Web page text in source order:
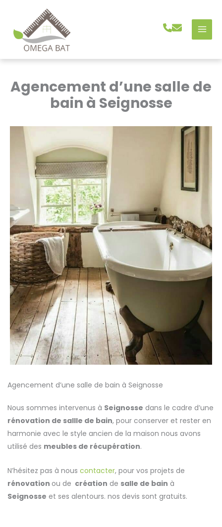
contenu
Agencement d’une salle de
bain à Seignosse
Agencement d’une salle de bain à Seignosse
Nous sommes intervenus à Seignosse dans le cadre d’une
rénovation de sallle de bain, pour conserver et rester en
harmonie avec le style ancien de la maison nous avons
utilisé des meubles de récupération.
N’hésitez pas à nous contacter, pour vos projets de
rénovation ou de création de salle de bain à
Seignosse et ses alentours. nos devis sont gratuits.